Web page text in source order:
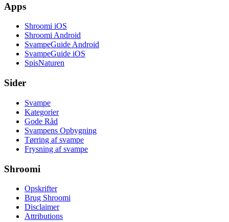
Apps
Shroomi iOS
Shroomi Android
SvampeGuide Android
SvampeGuide iOS
SpisNaturen
Sider
Svampe
Kategorier
Gode Råd
Svampens Opbygning
Tørring af svampe
Frysning af svampe
Shroomi
Opskrifter
Brug Shroomi
Disclaimer
Attributions